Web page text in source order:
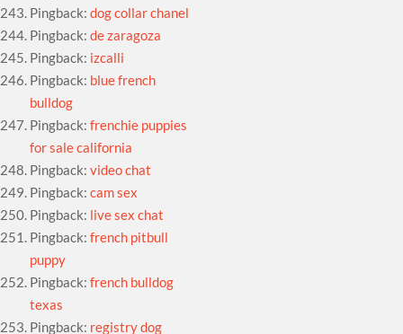
Pingback:dog collar chanel
Pingback:de zaragoza
Pingback: izcalli
Pingback: blue french
bulldog
Pingback:frenchie puppies
for sale california
Pingback:video chat
Pingback:cam sex
Pingback: live sex chat
Pingback:french pitbull
puppy
Pingback:french bulldog
texas
Pingback: registry dog